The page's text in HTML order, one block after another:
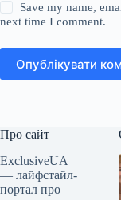
Save my name,
next time I comment.
Опублікувати
Про сайт
ExclusiveUA
— лайфстайл-
портал про